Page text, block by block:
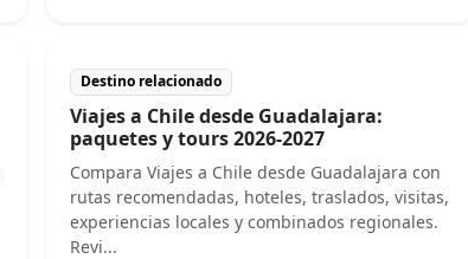
Destino relacionado
Viajes a Chile desde Guadalajara:
paquetes y tours 2026-2027
Compara Viajes a Chile desde Guadalajara con
rutas recomendadas, hoteles, traslados, visitas,
experiencias locales y combinados regionales.
Revi...